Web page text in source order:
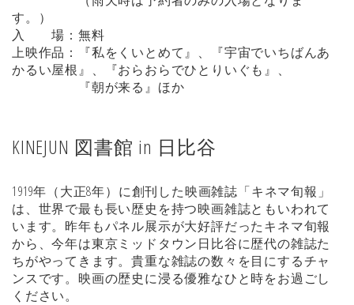
す。）
入 場：無料
上映作品：『私をくいとめて』、『宇宙でいちばんあ
かるい屋根』、『おらおらでひとりいぐも』、
『朝が来る』ほか
KINEJUN 図書館 in 日比谷
1919年（大正8年）に創刊した映画雑誌「キネマ旬報」
は、世界で最も長い歴史を持つ映画雑誌ともいわれて
います。昨年もパネル展示が大好評だったキネマ旬報
から、今年は東京ミッドタウン日比谷に歴代の雑誌た
ちがやってきます。貴重な雑誌の数々を目にするチャ
ンスです。映画の歴史に浸る優雅なひと時をお過ごし
ください。